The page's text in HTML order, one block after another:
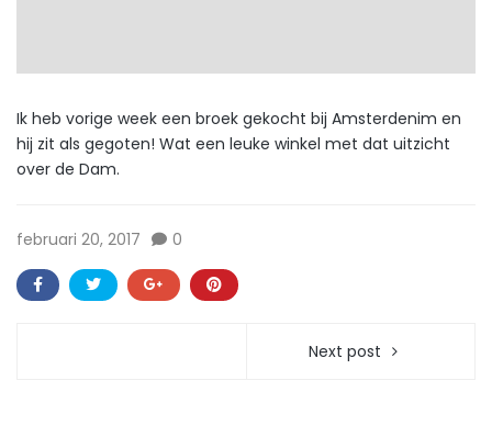
Ik heb vorige week een broek gekocht bij Amsterdenim en
hij zit als gegoten! Wat een leuke winkel met dat uitzicht
over de Dam.
februari 20, 2017 0
Next post